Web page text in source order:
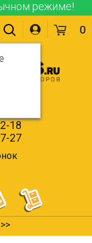
режиме!
18
27
0